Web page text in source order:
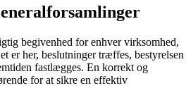
begivenhed for enhver virksomhed,
er her, beslutninger træffes, bestyrelsen
fastlægges. En korrekt og
for at sikre en effektiv